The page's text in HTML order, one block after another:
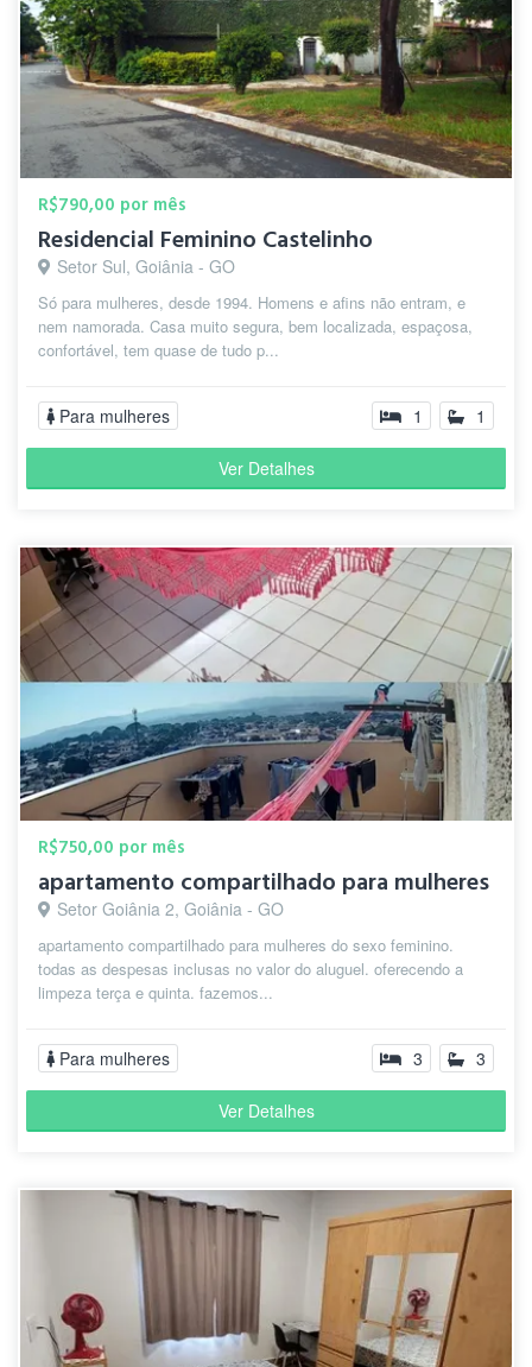
R$790,00 por mês
Residencial Feminino Castelinho
Setor Sul, Goiânia - GO
Só para mulheres, desde 1994. Homens e afins não entram, e
nem namorada. Casa muito segura, bem localizada, espaçosa,
confortável, tem quase de tudo p...
Para mulheres 1 1
Ver Detalhes
R$750,00 por mês
apartamento compartilhado para mulheres
Setor Goiânia 2, Goiânia - GO
apartamento compartilhado para mulheres do sexo feminino.
todas as despesas inclusas no valor do aluguel. oferecendo a
limpeza terça e quinta. fazemos...
Para mulheres 3 3
Ver Detalhes